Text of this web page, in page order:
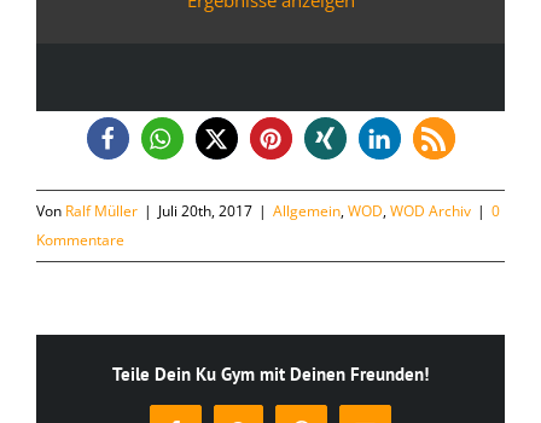
Von Ralf Müller | Juli 20th, 2017 | Allgemein,WOD,WOD Archiv | 0
Kommentare
Teile Dein Ku Gym mit Deinen Freunden!